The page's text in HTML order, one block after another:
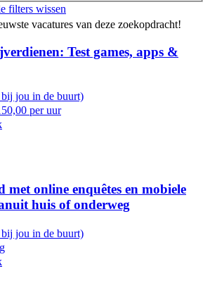
filters wissen
vacatures van deze zoekopdracht!
Test games, apps &
jou in de buurt)
per uur
met online enquêtes en mobiele
huis of onderweg
jou in de buurt)